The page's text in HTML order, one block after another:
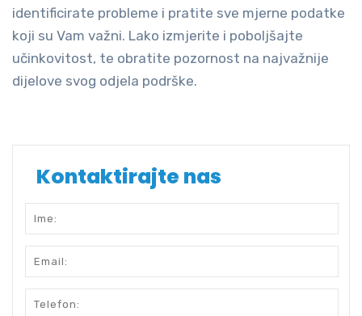
identificirate probleme i pratite sve mjerne podatke
koji su Vam važni. Lako izmjerite i poboljšajte
učinkovitost, te obratite pozornost na najvažnije
dijelove svog odjela podrške.
Kontaktirajte nas